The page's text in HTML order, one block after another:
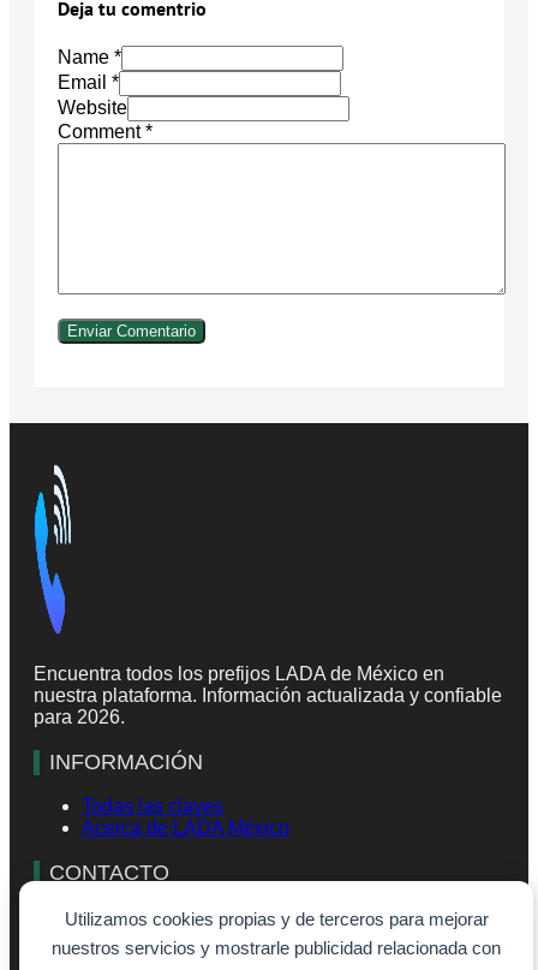
Deja tu comentrio
Name *
Email *
Website
Comment*
Encuentra todos los prefijos LADA de México en
nuestra plataforma. Información actualizada y confiable
para 2026.
INFORMACIÓN
Todas las claves
Acerca de LADA México
CONTACTO
info@lada-mexico.com
Formulario de contacto
Utilizamos cookies propias y de terceros para mejorar
nuestros servicios y mostrarle publicidad relacionada con